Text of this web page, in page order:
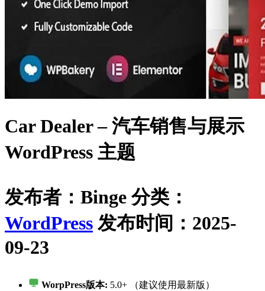
Car Dealer – 汽车销售与展示
WordPress 主题
发布者：Binge 分类：
WordPress 发布时间：2025-
09-23
WorpPress版本: 5.0+ （建议使用最新版）